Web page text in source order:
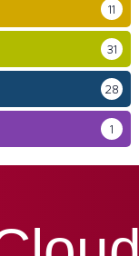
11
31
28
1